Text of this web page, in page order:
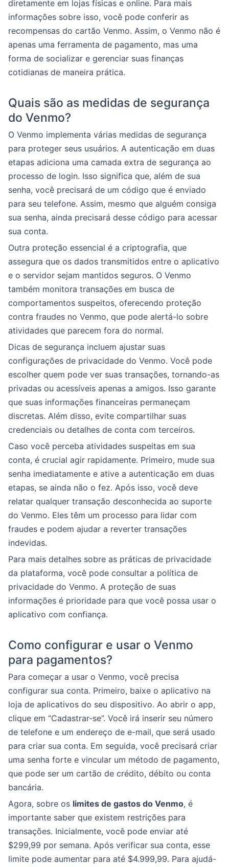
diretamente em lojas físicas e online. Para mais
informações sobre isso, você pode conferir as
recompensas do cartão Venmo. Assim, o Venmo não é
apenas uma ferramenta de pagamento, mas uma
forma de socializar e gerenciar suas finanças
cotidianas de maneira prática.
Quais são as medidas de segurança
do Venmo?
O Venmo implementa várias medidas de segurança
para proteger seus usuários. A autenticação em duas
etapas adiciona uma camada extra de segurança ao
processo de login. Isso significa que, além de sua
senha, você precisará de um código que é enviado
para seu telefone. Assim, mesmo que alguém consiga
sua senha, ainda precisará desse código para acessar
sua conta.
Outra proteção essencial é a criptografia, que
assegura que os dados transmitidos entre o aplicativo
e o servidor sejam mantidos seguros. O Venmo
também monitora transações em busca de
comportamentos suspeitos, oferecendo proteção
contra fraudes no Venmo, que pode alertá-lo sobre
atividades que parecem fora do normal.
Dicas de segurança incluem ajustar suas
configurações de privacidade do Venmo. Você pode
escolher quem pode ver suas transações, tornando-as
privadas ou acessíveis apenas a amigos. Isso garante
que suas informações financeiras permaneçam
discretas. Além disso, evite compartilhar suas
credenciais ou detalhes de conta com terceiros.
Caso você perceba atividades suspeitas em sua
conta, é crucial agir rapidamente. Primeiro, mude sua
senha imediatamente e ative a autenticação em duas
etapas, se ainda não o fez. Após isso, você deve
relatar qualquer transação desconhecida ao suporte
do Venmo. Eles têm um processo para lidar com
fraudes e podem ajudar a reverter transações
indevidas.
Para mais detalhes sobre as práticas de privacidade
da plataforma, você pode consultar a política de
privacidade do Venmo. A proteção de suas
informações é prioridade para que você possa usar o
aplicativo com confiança.
Como configurar e usar o Venmo
para pagamentos?
Para começar a usar o Venmo, você precisa
configurar sua conta. Primeiro, baixe o aplicativo na
loja de aplicativos do seu dispositivo. Ao abrir o app,
clique em “Cadastrar-se”. Você irá inserir seu número
de telefone e um endereço de e-mail, que será usado
para criar sua conta. Em seguida, você precisará criar
uma senha forte e vincular um método de pagamento,
que pode ser um cartão de crédito, débito ou conta
bancária.
Agora, sobre os limites de gastos do Venmo, é
importante saber que existem restrições para
transações. Inicialmente, você pode enviar até
$299,99 por semana. Após verificar sua conta, esse
limite pode aumentar para até $4.999,99. Para ajudá-